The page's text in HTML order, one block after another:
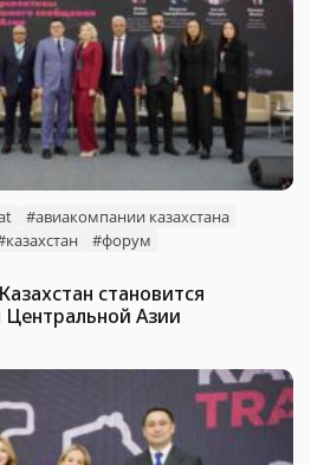
#авиакомпании казахстана
#форум
становится
Азии